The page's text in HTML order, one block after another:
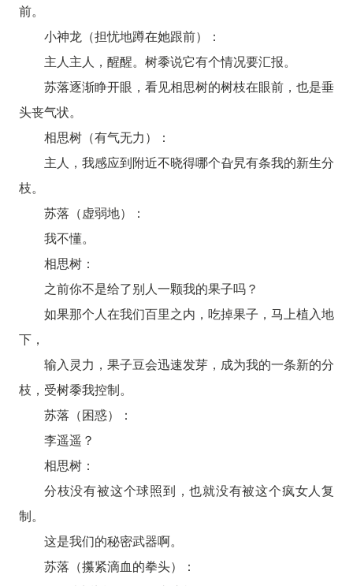
前。
小神龙（担忧地蹲在她跟前）：
主人主人，醒醒。树黍说它有个情况要汇报。
苏落逐渐睁开眼，看见相思树的树枝在眼前，也是垂
头丧气状。
相思树（有气无力）：
主人，我感应到附近不晓得哪个旮旯有条我的新生分
枝。
苏落（虚弱地）：
我不懂。
相思树：
之前你不是给了别人一颗我的果子吗？
如果那个人在我们百里之内，吃掉果子，马上植入地
下，
输入灵力，果子豆会迅速发芽，成为我的一条新的分
枝，受树黍我控制。
苏落（困惑）：
李遥遥？
相思树：
分枝没有被这个球照到，也就没有被这个疯女人复
制。
这是我们的秘密武器啊。
苏落（攥紧滴血的拳头）：